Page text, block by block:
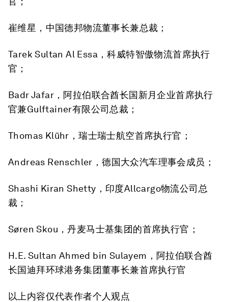
崔维星，中国德邦物流董事长兼总裁；
Tarek Sultan Al Essa，科威特智傲物流首席执行
官；
Badr Jafar，阿拉伯联合酋长国新月企业首席执行
官兼Gulftainer有限公司总裁；
Thomas Klühr，瑞士瑞士航空首席执行官；
Andreas Renschler，德国大众汽车理事会成员；
Shashi Kiran Shetty，印度Allcargo物流公司总
裁；
Søren Skou，丹麦马士基集团的首席执行官；
H.E. Sultan Ahmed bin Sulayem，阿拉伯联合酋
长国迪拜环球港务集团董事长兼首席执行官
以上内容仅代表作者个人观点